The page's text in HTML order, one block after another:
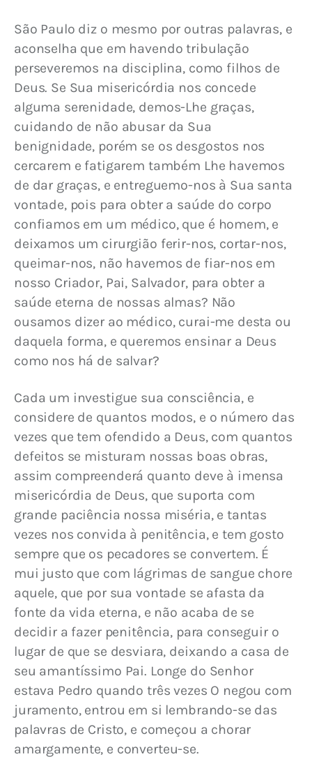
São Paulo diz o mesmo por outras palavras, e
aconselha que em havendo tribulação
perseveremos na disciplina, como filhos de
Deus. Se Sua misericórdia nos concede
alguma serenidade, demos-Lhe graças,
cuidando de não abusar da Sua
benignidade, porém se os desgostos nos
cercarem e fatigarem também Lhe havemos
de dar graças, e entreguemo-nos à Sua santa
vontade, pois para obter a saúde do corpo
confiamos em um médico, que é homem, e
deixamos um cirurgião ferir-nos, cortar-nos,
queimar-nos, não havemos de fiar-nos em
nosso Criador, Pai, Salvador, para obter a
saúde eterna de nossas almas? Não
ousamos dizer ao médico, curai-me desta ou
daquela forma, e queremos ensinar a Deus
como nos há de salvar?
Cada um investigue sua consciência, e
considere de quantos modos, e o número das
vezes que tem ofendido a Deus, com quantos
defeitos se misturam nossas boas obras,
assim compreenderá quanto deve à imensa
misericórdia de Deus, que suporta com
grande paciência nossa miséria, e tantas
vezes nos convida à penitência, e tem gosto
sempre que os pecadores se convertem. É
mui justo que com lágrimas de sangue chore
aquele, que por sua vontade se afasta da
fonte da vida eterna, e não acaba de se
decidir a fazer penitência, para conseguir o
lugar de que se desviara, deixando a casa de
seu amantíssimo Pai. Longe do Senhor
estava Pedro quando três vezes O negou com
juramento, entrou em si lembrando-se das
palavras de Cristo, e começou a chorar
amargamente, e converteu-se.